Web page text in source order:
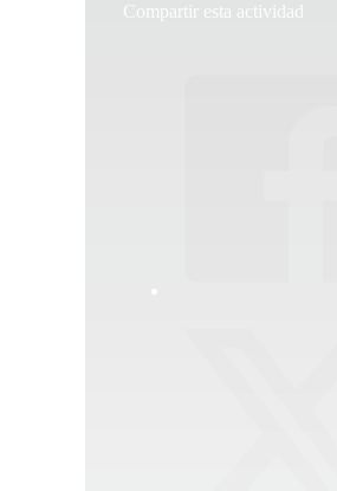
Compartir esta actividad